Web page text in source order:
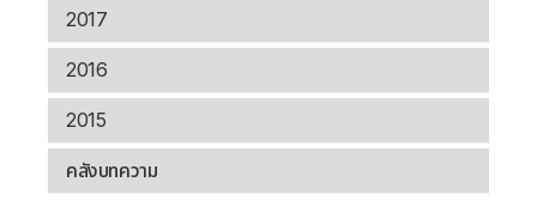
2017
2016
2015
คลังบทความ